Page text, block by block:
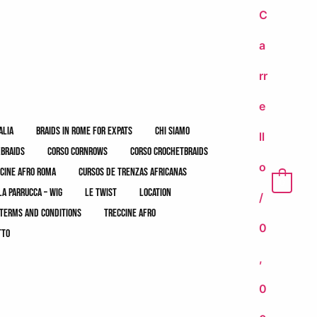
braids in rome for expats
chi siamo
corso cornrows
corso crochetbraids
afro roma
cursos de trenzas africanas
parrucca – wig
le twist
location
terms and conditions
treccine afro
C
a
rr
e
ll
o
/
0
,
0